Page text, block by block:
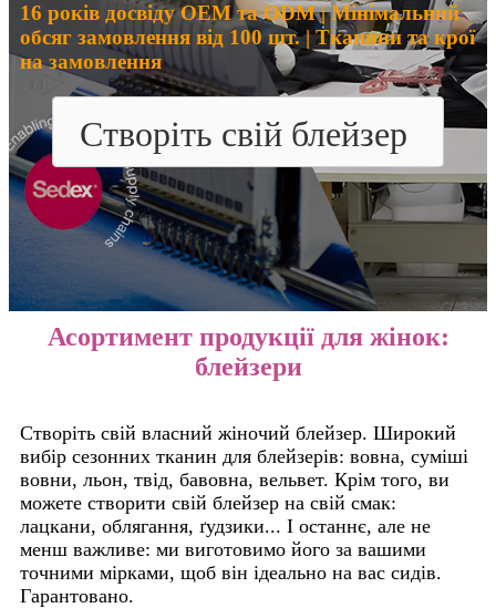
16 років досвіду OEM та ODM | Мінімальний
обсяг замовлення від 100 шт. | Тканини та крої
на замовлення
Створіть свій блейзер
Асортимент продукції для жінок:
блейзери
Створіть свій власний жіночий блейзер. Широкий
вибір сезонних тканин для блейзерів: вовна, суміші
вовни, льон, твід, бавовна, вельвет. Крім того, ви
можете створити свій блейзер на свій смак:
лацкани, облягання, ґудзики... І останнє, але не
менш важливе: ми виготовимо його за вашими
точними мірками, щоб він ідеально на вас сидів.
Гарантовано.